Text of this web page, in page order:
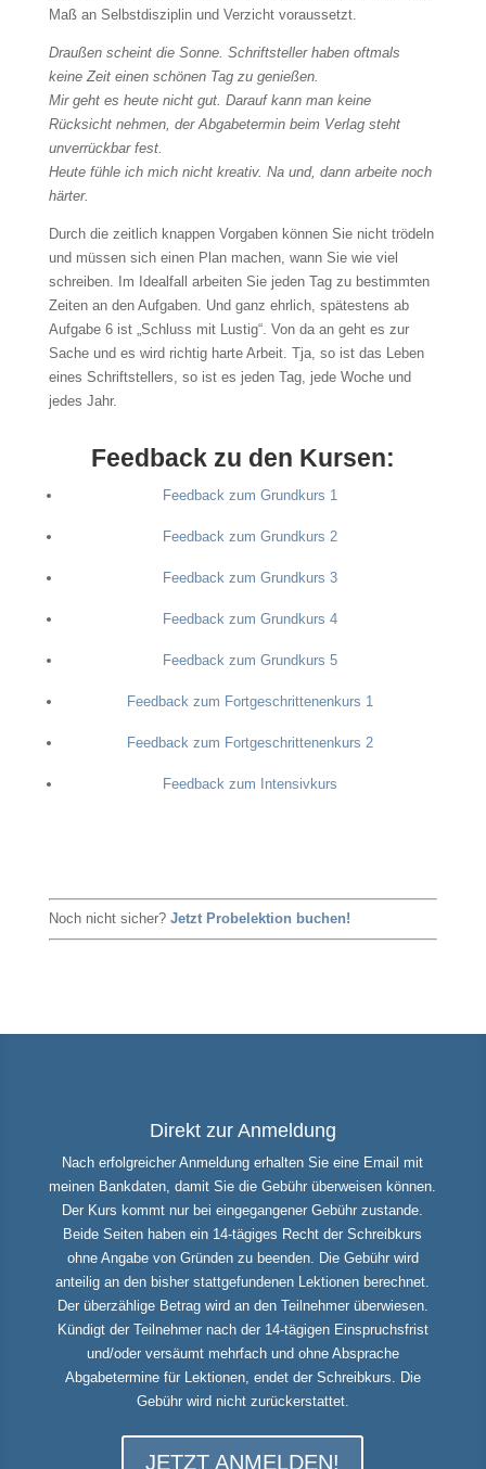
Maß an Selbstdisziplin und Verzicht voraussetzt.
Draußen scheint die Sonne. Schriftsteller haben oftmals
keine Zeit einen schönen Tag zu genießen.
Mir geht es heute nicht gut. Darauf kann man keine
Rücksicht nehmen, der Abgabetermin beim Verlag steht
unverrückbar fest.
Heute fühle ich mich nicht kreativ. Na und, dann arbeite noch
härter.
Durch die zeitlich knappen Vorgaben können Sie nicht trödeln
und müssen sich einen Plan machen, wann Sie wie viel
schreiben. Im Idealfall arbeiten Sie jeden Tag zu bestimmten
Zeiten an den Aufgaben. Und ganz ehrlich, spätestens ab
Aufgabe 6 ist „Schluss mit Lustig“. Von da an geht es zur
Sache und es wird richtig harte Arbeit. Tja, so ist das Leben
eines Schriftstellers, so ist es jeden Tag, jede Woche und
jedes Jahr.
Feedback zu den Kursen:
Feedback zum Grundkurs 1
Feedback zum Grundkurs 2
Feedback zum Grundkurs 3
Feedback zum Grundkurs 4
Feedback zum Grundkurs 5
Feedback zum Fortgeschrittenenkurs 1
Feedback zum Fortgeschrittenenkurs 2
Feedback zum Intensivkurs
Noch nicht sicher? Jetzt Probelektion buchen!
Direkt zur Anmeldung
Nach erfolgreicher Anmeldung erhalten Sie eine Email mit
meinen Bankdaten, damit Sie die Gebühr überweisen können.
Der Kurs kommt nur bei eingegangener Gebühr zustande.
Beide Seiten haben ein 14-tägiges Recht der Schreibkurs
ohne Angabe von Gründen zu beenden. Die Gebühr wird
anteilig an den bisher stattgefundenen Lektionen berechnet.
Der überzählige Betrag wird an den Teilnehmer überwiesen.
Kündigt der Teilnehmer nach der 14-tägigen Einspruchsfrist
und/oder versäumt mehrfach und ohne Absprache
Abgabetermine für Lektionen, endet der Schreibkurs. Die
Gebühr wird nicht zurückerstattet.
JETZT ANMELDEN!